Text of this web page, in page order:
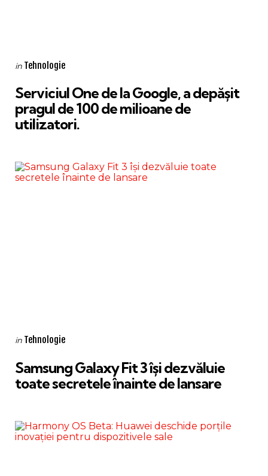
Categories
Posted
in Tehnologie
Serviciul One de la Google, a depășit
pragul de 100 de milioane de
utilizatori.
Categories
Posted
in Tehnologie
Samsung Galaxy Fit 3 își dezvăluie
toate secretele înainte de lansare